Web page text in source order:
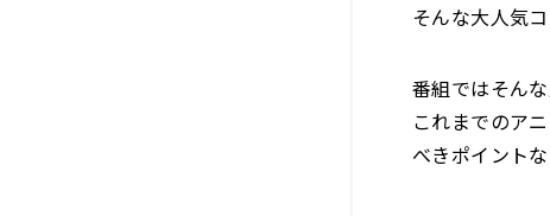
そんな大人気
番組ではそん
これまでのア
べきポイントな